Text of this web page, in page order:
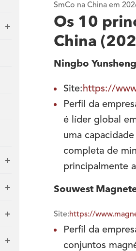
SmCo na China em
Os 10
China
Ningbo
Site:https://
Perfil da
é líder global
uma
completa de
principalmente
Souwest
Site:https://
Perfil da
conjuntos